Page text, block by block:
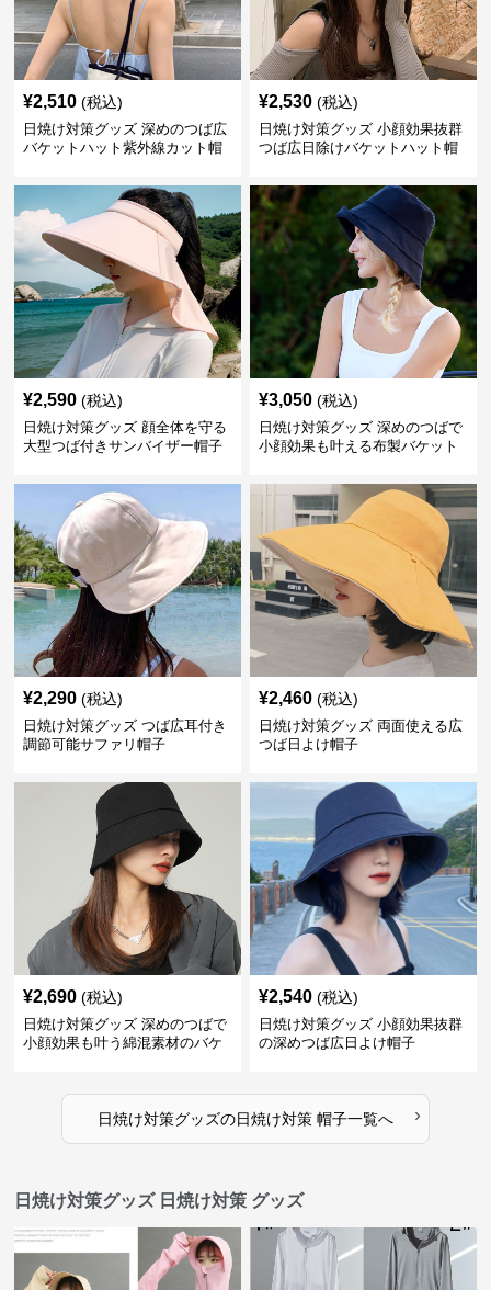
¥2,510 (税込)
日焼け対策グッズ 深めのつば広
バケットハット紫外線カット帽
¥2,530 (税込)
日焼け対策グッズ 小顔効果抜群
つば広日除けバケットハット帽
¥2,590 (税込)
日焼け対策グッズ 顔全体を守る
大型つば付きサンバイザー帽子
¥3,050 (税込)
日焼け対策グッズ 深めのつばで
小顔効果も叶える布製バケット
¥2,290 (税込)
日焼け対策グッズ つば広耳付き
調節可能サファリ帽子
¥2,460 (税込)
日焼け対策グッズ 両面使える広
つば日よけ帽子
¥2,690 (税込)
日焼け対策グッズ 深めのつばで
小顔効果も叶う綿混素材のバケ
¥2,540 (税込)
日焼け対策グッズ 小顔効果抜群
の深めつば広日よけ帽子
日焼け対策グッズの日焼け対策 帽子一覧へ ›
日焼け対策グッズ 日焼け対策 グッズ